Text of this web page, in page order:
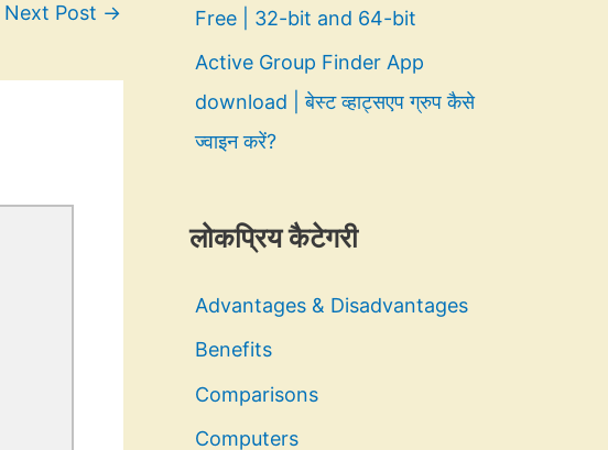
Next Post →
Free | 32-bit and 64-bit
Active Group Finder App
download | बेस्ट व्हाट्सएप ग्रुप कैसे
ज्वाइन करें?
लोकप्रिय कैटेगरी
Advantages & Disadvantages
Benefits
Comparisons
Computers